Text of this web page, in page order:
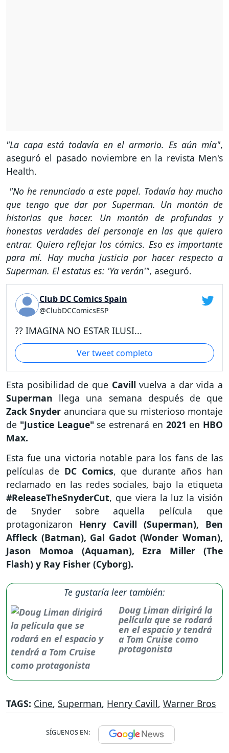
"La capa está todavía en el armario. Es aún mía",
aseguró el pasado noviembre en la revista Men's
Health.
"No he renunciado a este papel. Todavía hay mucho
que tengo que dar por Superman. Un montón de
historias que hacer. Un montón de profundas y
honestas verdades del personaje en las que quiero
entrar. Quiero reflejar los cómics. Eso es importante
para mí. Hay mucha justicia por hacer respecto a
Superman. El estatus es: 'Ya verán'", aseguró.
Club DC Comics Spain
@ClubDCComicsESP
?? IMAGINA NO ESTAR ILUSI...
Ver tweet completo
Esta posibilidad de que Cavillvuelva a dar vida a
Superman llega una semana después de que
Zack Snyder anunciara que su misterioso montaje
de "Justice League"se estrenará en 2021 en HBO
Max.
Esta fue una victoria notable para los fans de las
películas de DC Comics, que durante años han
reclamado en las redes sociales, bajo la etiqueta
#ReleaseTheSnyderCut, que viera la luz la visión
de Snyder sobre aquella película que
protagonizaron Henry Cavill (Superman), Ben
Affleck (Batman), Gal Gadot (Wonder Woman),
Jason Momoa (Aquaman), Ezra Miller (The
Flash) y Ray Fisher (Cyborg).
Te gustaría leer también:
Doug Liman dirigirá la
película que se rodará
en el espacio y tendrá
a Tom Cruise como
protagonista
TAGS: Cine, Superman, Henry Cavill, Warner Bros
SÍGUENOS EN: